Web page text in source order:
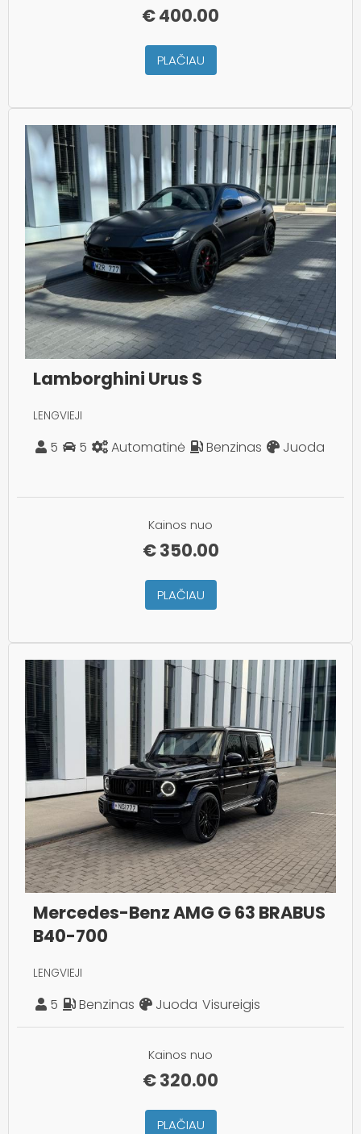
€400.00
PLAČIAU
Lamborghini Urus S
LENGVIEJI
5 5 Automatinė Benzinas Juoda
Kainos nuo
€350.00
PLAČIAU
Mercedes-Benz AMG G 63 BRABUS
B40-700
LENGVIEJI
5 Benzinas Juoda Visureigis
Kainos nuo
€320.00
PLAČIAU